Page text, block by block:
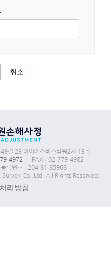
취소
길 23 아이에스비즈타워2차 13층
4972
FAX : 02-779-4982
등록번호 : 204-81-85968
Co.,Ltd. All Rights Reserved.
리방침